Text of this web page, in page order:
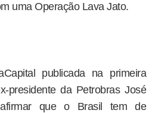
uma Operação Lava Jato.
publicada na primeira
presidente da Petrobras José
que o Brasil tem de